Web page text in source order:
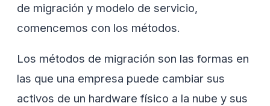
de migración y modelo de servicio,
comencemos con los métodos.
Los métodos de migración son las formas en
las que una empresa puede cambiar sus
activos de un hardware físico a la nube y sus